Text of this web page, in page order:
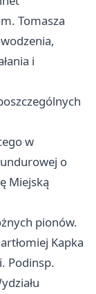
Tomasza
i
w
o
Miejską
pionów.
Kapka
Podinsp.